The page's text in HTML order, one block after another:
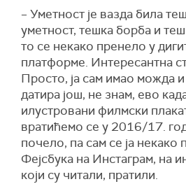
– Уметност је вазда била
уметност, тешка борба и
то се некако пренело у
платформе. Интересантна
Просто, ја сам имао можда
датира још, не знам, ево
илустровани филмски
вратићемо се у 2016/17.
почело, па сам се ја некако
Фејсбука на Инстаграм, на
који су читали, пратили.